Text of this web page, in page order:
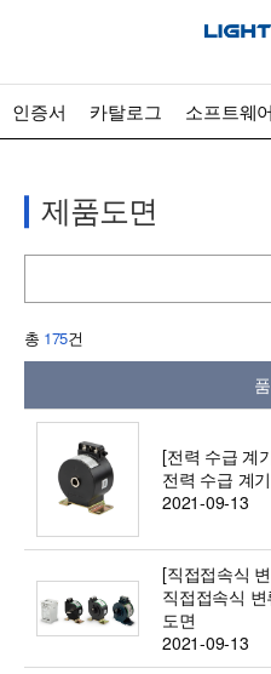
인증서 카탈로그 소프트웨어
제품도면
총 175건
[전력 수급 계
전력 수급 계
2021-09-13
[직접접속식
직접접속식
도면
2021-09-13